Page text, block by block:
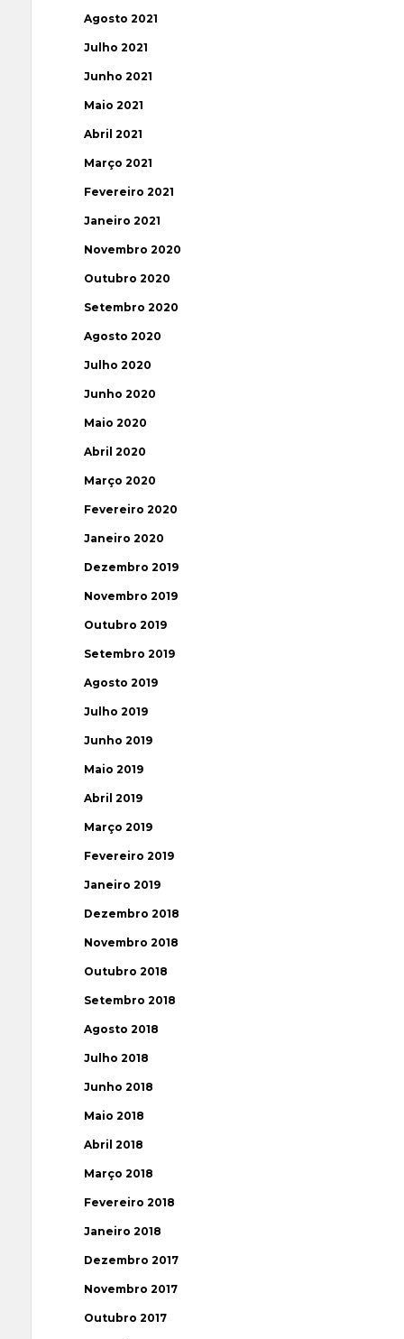
Agosto 2021
Julho 2021
Junho 2021
Maio 2021
Abril 2021
Março 2021
Fevereiro 2021
Janeiro 2021
Novembro 2020
Outubro 2020
Setembro 2020
Agosto 2020
Julho 2020
Junho 2020
Maio 2020
Abril 2020
Março 2020
Fevereiro 2020
Janeiro 2020
Dezembro 2019
Novembro 2019
Outubro 2019
Setembro 2019
Agosto 2019
Julho 2019
Junho 2019
Maio 2019
Abril 2019
Março 2019
Fevereiro 2019
Janeiro 2019
Dezembro 2018
Novembro 2018
Outubro 2018
Setembro 2018
Agosto 2018
Julho 2018
Junho 2018
Maio 2018
Abril 2018
Março 2018
Fevereiro 2018
Janeiro 2018
Dezembro 2017
Novembro 2017
Outubro 2017